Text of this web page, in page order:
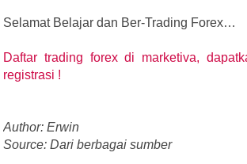
Selamat Belajar dan Ber-Trading Forex…
Daftar trading forex di marketiva,
registrasi !
Author: Erwin
Source: Dari berbagai sumber